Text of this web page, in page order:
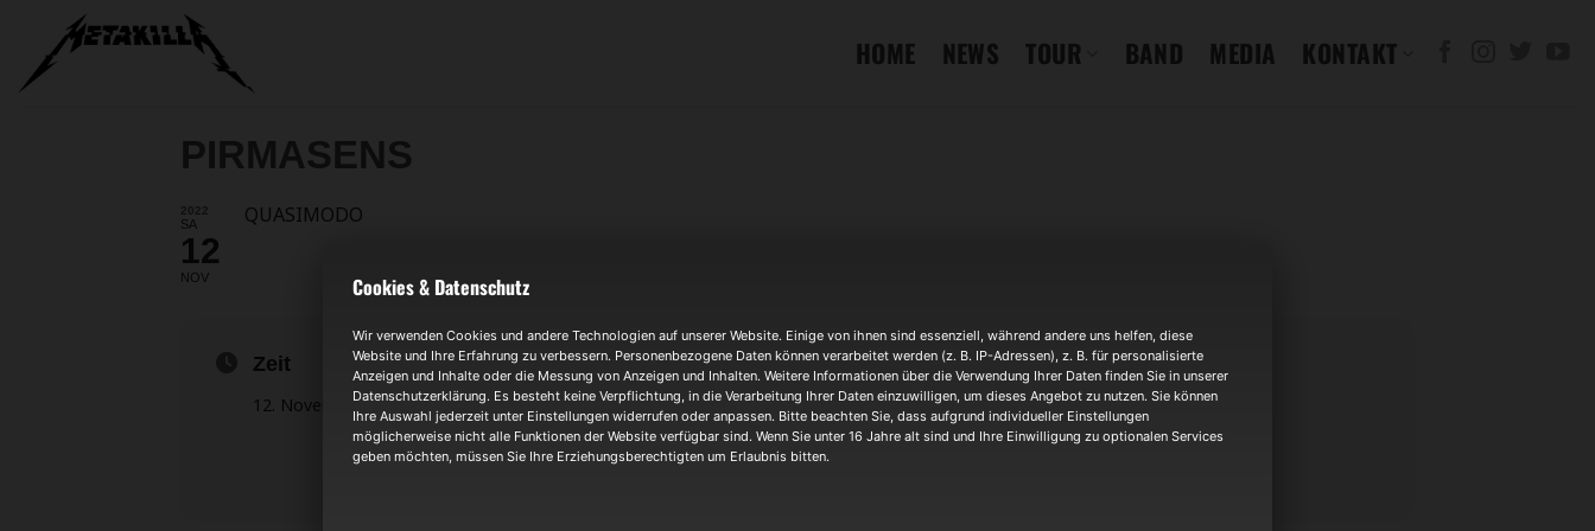
Inhalt
springen
HOME NEWS TOUR BAND MEDIA KONTAKT
PIRMASENS
SA
12
NOV
QUASIMODO
Zeit
12. November 20227:00
Veranstaltungsort
Quasimodo
Pestalozzistr. 102, 66953 Pirmasens
Cookies & Datenschutz
Wir verwenden Cookies und andere Technologien auf unserer Website. Einige von ihnen sind essenziell, während andere uns helfen, diese
Website und Ihre Erfahrung zu verbessern. Personenbezogene Daten können verarbeitet werden (z. B. IP-Adressen), z. B. für personalisierte
Anzeigen und Inhalte oder die Messung von Anzeigen und Inhalten. Weitere Informationen über die Verwendung Ihrer Daten finden Sie in unserer
Datenschutzerklärung. Es besteht keine Verpflichtung, in die Verarbeitung Ihrer Daten einzuwilligen, um dieses Angebot zu nutzen. Sie können
Ihre Auswahl jederzeit unter Einstellungen widerrufen oder anpassen. Bitte beachten Sie, dass aufgrund individueller Einstellungen
möglicherweise nicht alle Funktionen der Website verfügbar sind. Wenn Sie unter 16 Jahre alt sind und Ihre Einwilligung zu optionalen Services
geben möchten, müssen Sie Ihre Erziehungsberechtigten um Erlaubnis bitten.